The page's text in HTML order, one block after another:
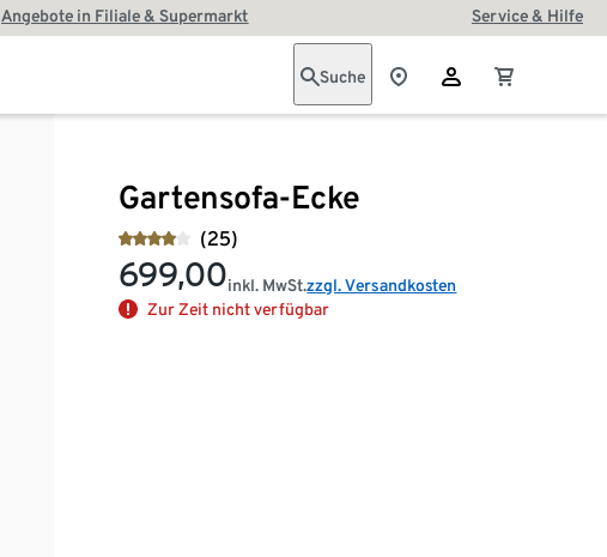
Angebote in Filiale & Supermarkt Service & Hilfe
Suche
Gartensofa-Ecke
(25)
699,00inkl. MwSt.zzgl. Versandkosten
Zur Zeit nicht verfügbar